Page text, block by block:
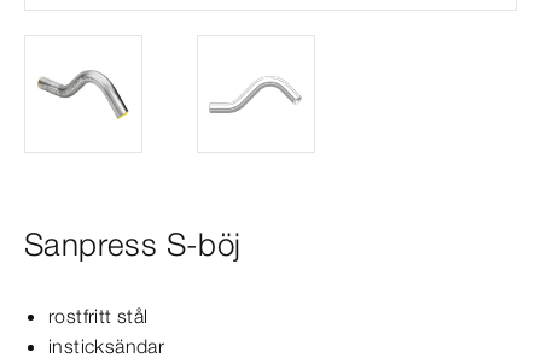
Sanpress S-böj
rostfritt stål
insticksändar